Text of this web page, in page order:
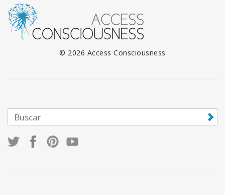
© 2026 Access Consciousness